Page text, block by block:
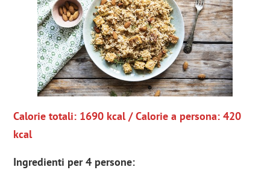
Calorie totali: 1690 kcal / Calorie a persona: 420
kcal
Ingredienti per 4 persone: